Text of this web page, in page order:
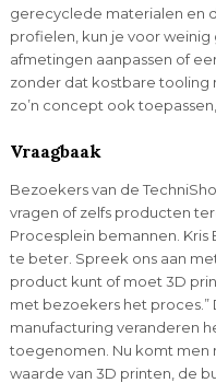
gerecyclede materialen en
profielen, kun je voor
afmetingen aanpassen of
zonder dat kostbare tooling
zo’n concept ook
Vraagbaak
Bezoekers van de
vragen of zelfs producten
Procesplein bemannen. Kris
te beter. Spreek ons aan
product kunt of moet 3D
met bezoekers het proces.”
manufacturing veranderen
toegenomen. Nu komt
waarde van 3D printen, de